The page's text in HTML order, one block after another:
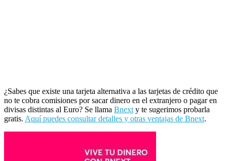
¿Sabes que existe una tarjeta alternativa a las tarjetas de crédito que
no te cobra comisiones por sacar dinero en el extranjero o pagar en
divisas distintas al Euro? Se llama Bnext y te sugerimos probarla
gratis. Aquí puedes consultar detalles y otras ventajas de Bnext.